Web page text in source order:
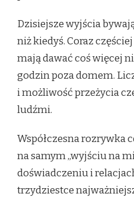
Dzisiejsze wyjścia
niż kiedyś. Coraz
mają dawać coś więcej
godzin poza domem.
i możliwość przeżycia
ludźmi.
Współczesna rozrywka
na samym „wyjściu na
doświadczeniu i
trzydziestce